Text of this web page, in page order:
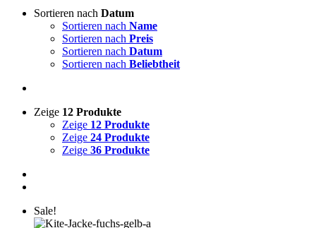
Sortieren nach Datum
Sortieren nach Name
Sortieren nach Preis
Sortieren nach Datum
Sortieren nach Beliebtheit
Zeige 12 Produkte
Zeige 12 Produkte
Zeige 24 Produkte
Zeige 36 Produkte
Sale!